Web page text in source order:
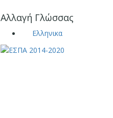
Αλλαγή Γλώσσας
Ελληνικα